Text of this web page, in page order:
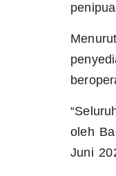
oleh
Juni